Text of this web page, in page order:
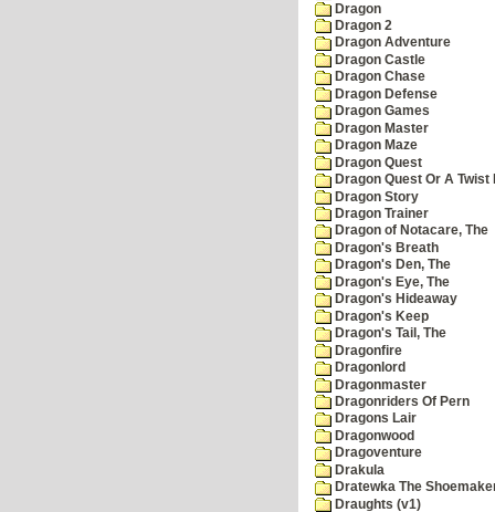
Dragon
Dragon 2
Dragon Adventure
Dragon Castle
Dragon Chase
Dragon Defense
Dragon Games
Dragon Master
Dragon Maze
Dragon Quest
Dragon Quest Or A Twist
Dragon Story
Dragon Trainer
Dragon of Notacare, The
Dragon's Breath
Dragon's Den, The
Dragon's Eye, The
Dragon's Hideaway
Dragon's Keep
Dragon's Tail, The
Dragonfire
Dragonlord
Dragonmaster
Dragonriders Of Pern
Dragons Lair
Dragonwood
Dragoventure
Drakula
Dratewka The
Draughts (v1)